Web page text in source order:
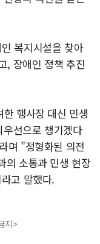
복지시설을 찾아
, 장애인 정책 추진
행사장 대신 민생
선으로 챙기겠다
며 "정형화된 의전
의 소통과 민생 현장
고 말했다.
지>